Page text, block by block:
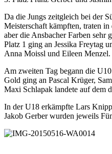
Da die Jungs zeitgleich bei der
Meisterschaft kämpften, traten
aber die Ansbacher Farben sehr
Platz 1 ging an Jessika Freytag
Anna Moissl und Eileen Menzel.
Am zweiten Tag begann die
Gold ging an Pascal Krüger,
Maxi Schlapak landete auf dem
In der U18 erkämpfte Lars
Jakob Gerber wurden jeweils